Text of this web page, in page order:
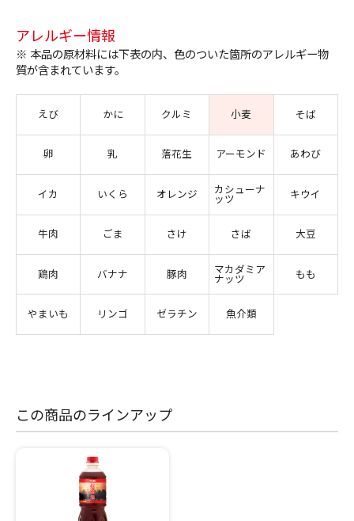
アレルギー情報
※ 本品の原材料には下表の内、色のついた箇所のアレルギー物
質が含まれています。
えび かに クルミ 小麦 そば
卵 乳 落花生 アーモンド あわび
イカ いくら オレンジ
カシューナ
ッツ
キウイ
牛肉 ごま さけ さば 大豆
鶏肉 バナナ 豚肉
マカダミア
ナッツ
もも
やまいも リンゴ ゼラチン 魚介類
この商品のラインアップ